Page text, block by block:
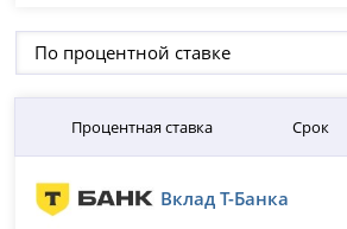
По процентной ставке
Процентная ставка Срок
Вклад Т-Банка